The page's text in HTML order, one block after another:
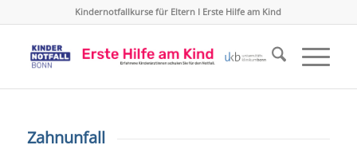
Kindernotfallkurse für Eltern I Erste Hilfe am Kind
Zahnunfall